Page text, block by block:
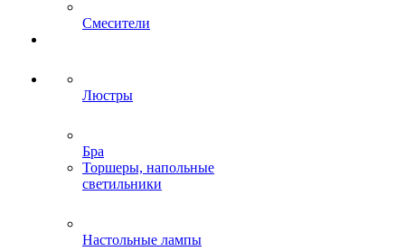
Смесители
Люстры
Бра
Торшеры, напольные
светильники
Настольные лампы